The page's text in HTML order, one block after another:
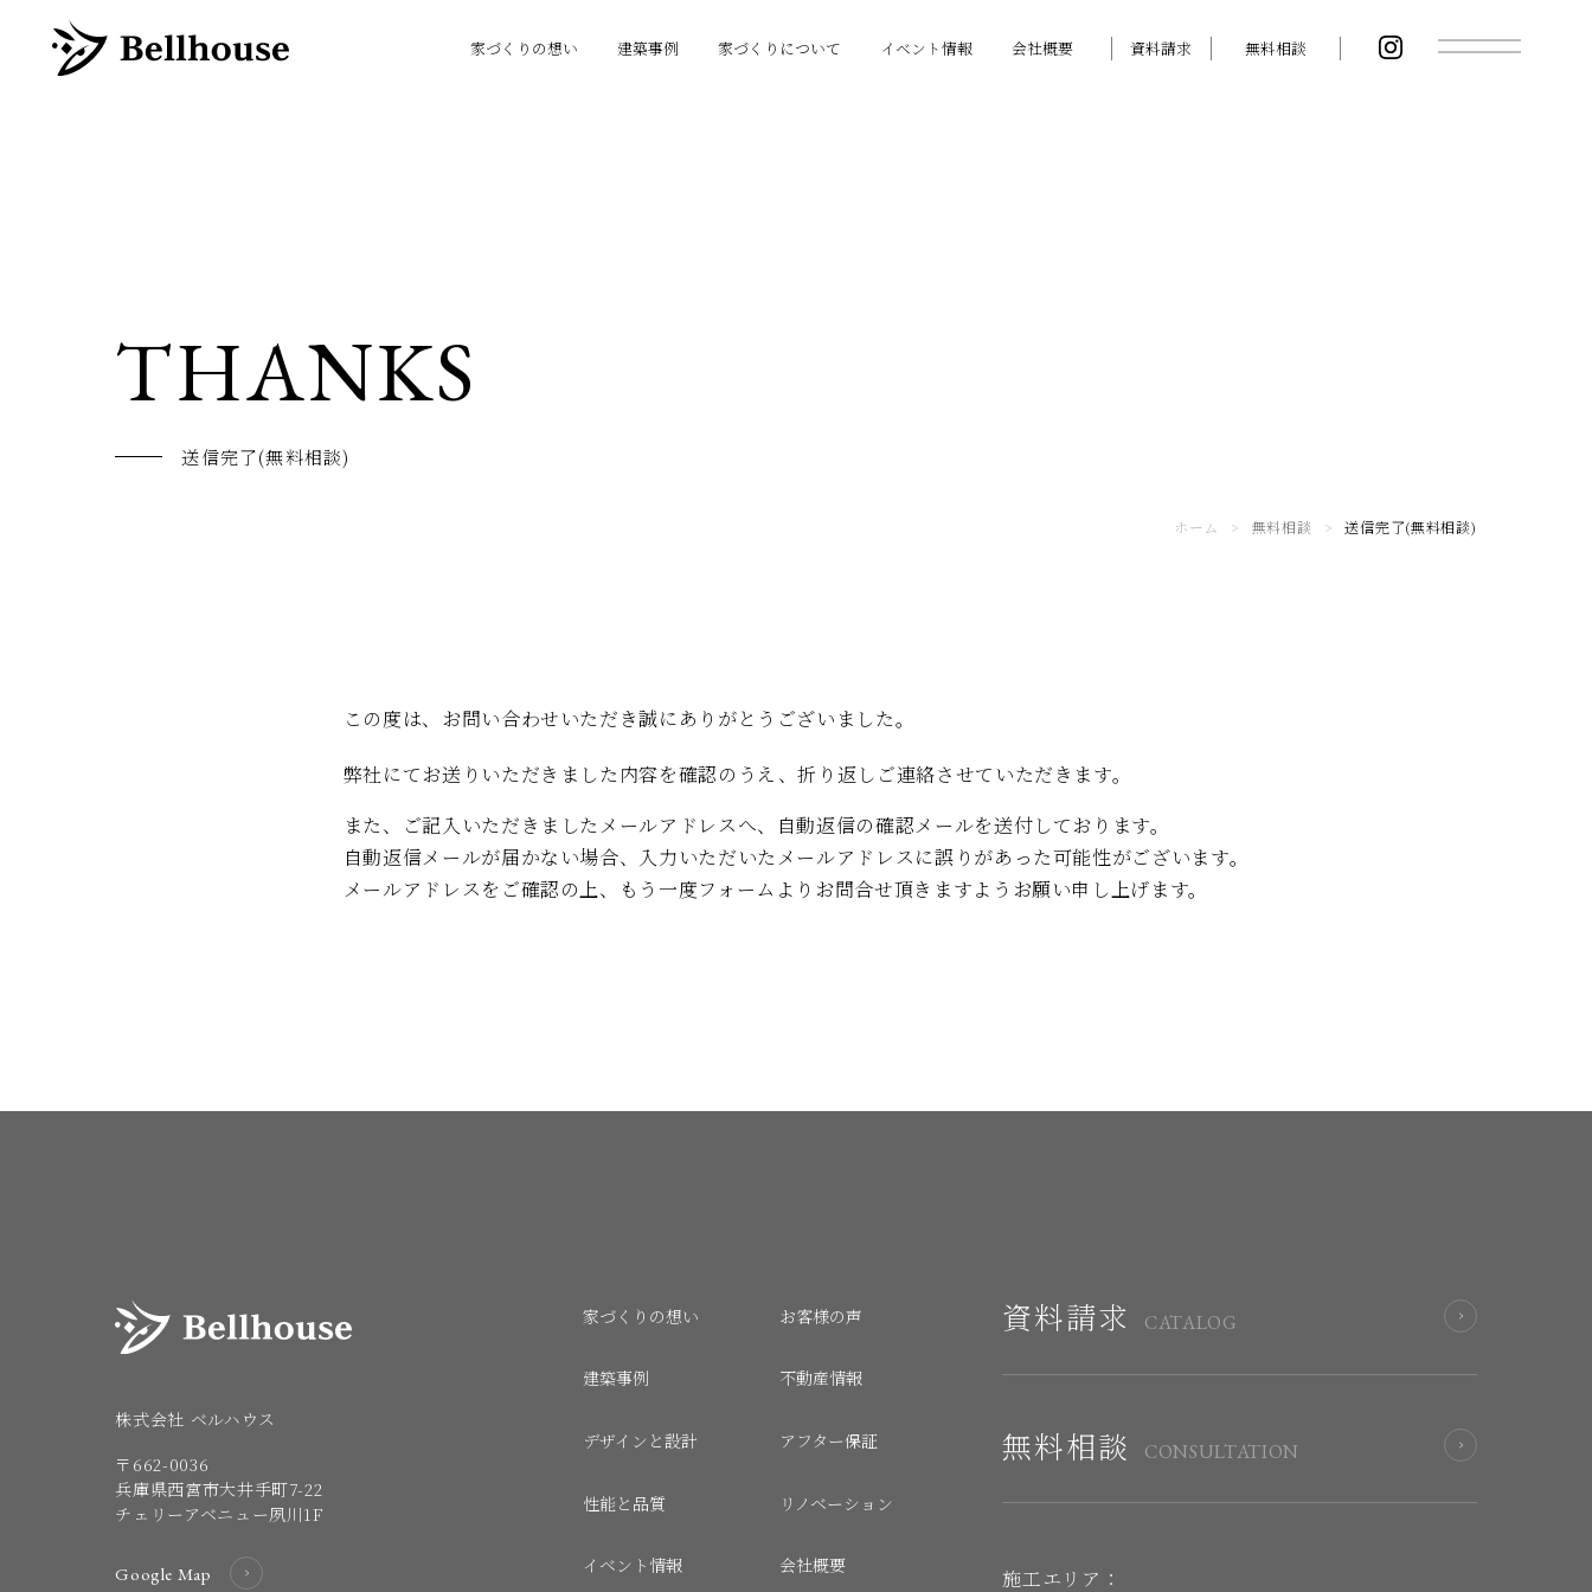
家づくりの想い 建築事例 家づくりについて イベント情報 会社概要 資料請求 無料相談
THANKS
送信完了(無料相談)
ホーム > 無料相談 > 送信完了(無料相談)
この度は、お問い合わせいただき誠にありがとうございました。
弊社にてお送りいただきました内容を確認のうえ、折り返しご連絡させていただきます。
また、ご記入いただきましたメールアドレスへ、自動返信の確認メールを送付しております。
自動返信メールが届かない場合、入力いただいたメールアドレスに誤りがあった可能性がございます。
メールアドレスをご確認の上、もう一度フォームよりお問合せ頂きますようお願い申し上げます。
株式会社 ベルハウス
〒662-0036
兵庫県西宮市大井手町7-22
チェリーアベニュー夙川1F
Google Map
家づくりの想い お客様の声
建築事例 不動産情報
デザインと設計 アフター保証
性能と品質 リノベーション
イベント情報 会社概要
資料請求 CATALOG
無料相談 CONSULTATION
施工エリア：